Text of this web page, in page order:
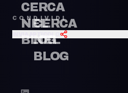
CERCA
NEL
BLOG
CERCA
NEL
BLOG
CONDIVIDI
INVIA ARTICOLO